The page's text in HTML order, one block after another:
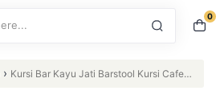
0
› Kursi Bar Kayu Jati Barstool Kursi Cafe